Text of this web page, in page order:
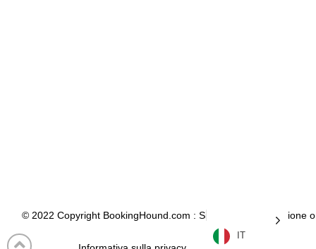
© 2022 Copyright BookingHound.com : Sistema di prenotazione
IT